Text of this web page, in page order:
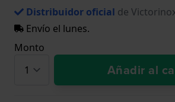
Distribuidor oficial de
Envío el lunes.
Monto
Añadir al